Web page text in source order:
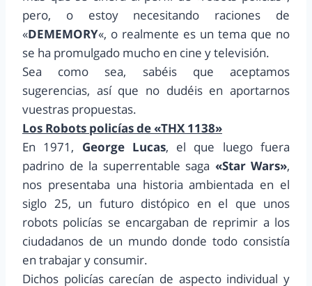
pero, o estoy necesitando raciones de
«DEMEMORY«, o realmente es un tema que no
se ha promulgado mucho en cine y televisión.
Sea como sea, sabéis que aceptamos
sugerencias, así que no dudéis en aportarnos
vuestras propuestas.
Los Robots policías de «THX 1138»
En 1971, George Lucas, el que luego fuera
padrino de la superrentable saga «Star Wars»,
nos presentaba una historia ambientada en el
siglo 25, un futuro distópico en el que unos
robots policías se encargaban de reprimir a los
ciudadanos de un mundo donde todo consistía
en trabajar y consumir.
Dichos policías carecían de aspecto individual y